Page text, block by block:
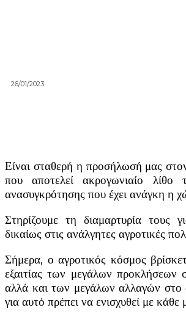
26/01/2023
Είναι σταθερή η προσήλωσή μας
που αποτελεί ακρογωνιαίο λίθο
ανασυγκρότησης που έχει ανάγκη η
Στηρίζουμε τη διαμαρτυρία τους
δικαίως στις ανάλγητες αγροτικές
Σήμερα, ο αγροτικός κόσμος
εξαιτίας των μεγάλων προκλήσεων
αλλά και των μεγάλων αλλαγών στο
για αυτό πρέπει να ενισχυθεί με κάθε